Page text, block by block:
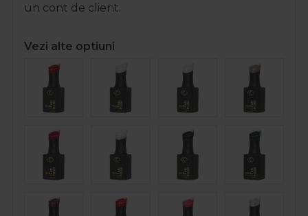
un cont de client.
Vezi alte optiuni